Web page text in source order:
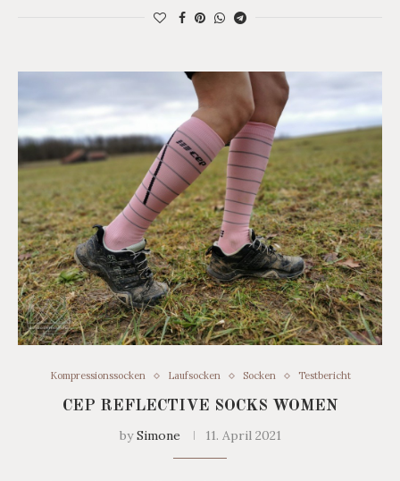
Kompressionssocken Laufsocken Socken Testbericht
CEP REFLECTIVE SOCKS WOMEN
bySimone 11. April 2021